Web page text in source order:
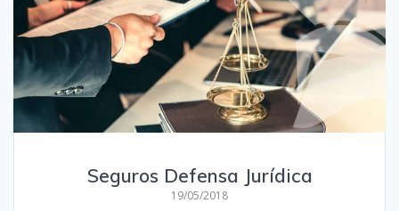
Seguros Defensa Jurídica
19/05/2018